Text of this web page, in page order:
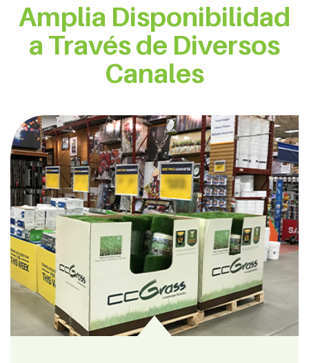
Amplia Disponibilidad
a Través de Diversos
Canales